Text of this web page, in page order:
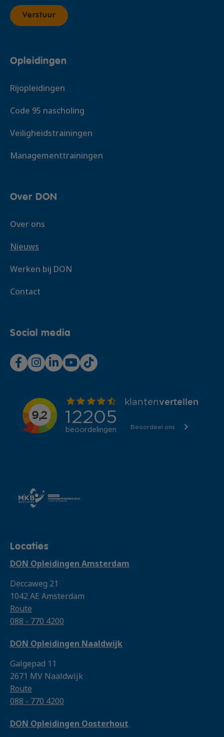
Verstuur
Opleidingen
Rijopleidingen
Code 95 nascholing
Veiligheidstrainingen
Managementtrainingen
Over DON
Over ons
Nieuws
Werken bij DON
Contact
Social media
Locaties
DON Opleidingen Amsterdam
Deccaweg 21
1042 AE Amsterdam
Route
088 - 770 4200
DON Opleidingen Naaldwijk
Galgepad 11
2671 MV Naaldwijk
Route
088 - 770 4200
DON Opleidingen Oosterhout